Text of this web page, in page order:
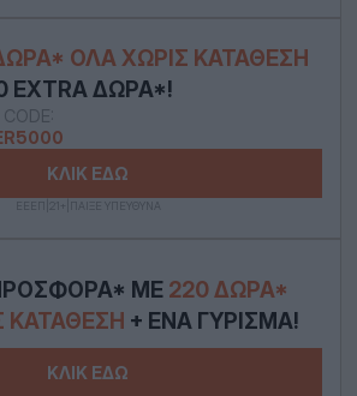
ΟΛΑ ΧΩΡΊΣ ΚΑΤΆΘΕΣΗ
EXTRA ΔΏΡΑ*!
ΕΕΕΠ|21+|ΠΑΙΞΕ ΥΠΕΥΘΥΝΑ
ΚΛΙΚ ΕΔΩ
ΜΕ 220 ΔΏΡΑ*
ΚΑΤΆΘΕΣΗ + ΈΝΑ ΓΎΡΙΣΜΑ!
ΚΛΙΚ ΕΔΩ